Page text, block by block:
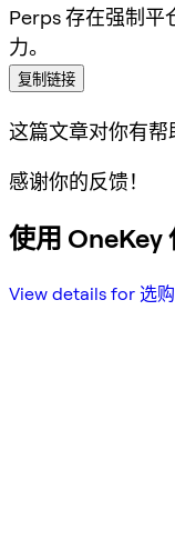
Perps 存在强制平
力。
复制链接
这篇文章对你有帮
感谢你的反馈！
使用 OneKey
View details for 选